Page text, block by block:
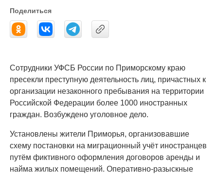
Поделиться
Сотрудники УФСБ России по Приморскому краю
пресекли преступную деятельность лиц, причастных к
организации незаконного пребывания на территории
Российской Федерации более 1000 иностранных
граждан. Возбуждено уголовное дело.
Установлены жители Приморья, организовавшие
схему постановки на миграционный учёт иностранцев
путём фиктивного оформления договоров аренды и
найма жилых помещений. Оперативно-разыскные